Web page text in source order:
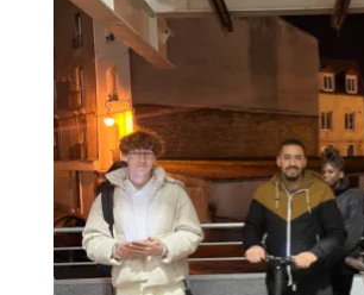
Janvier 2024 – Calculs de
précision pour l’installation de
la passerelle Colbert : la
passerelle doit arriver
précisément entre ces 2
traits. Contrat rempli ! ®Ports
de Normandie